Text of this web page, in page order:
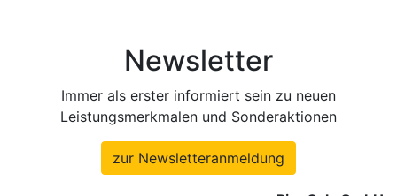
Newsletter
Immer als erster informiert sein zu neuen
Leistungsmerkmalen und Sonderaktionen
zur Newsletteranmeldung